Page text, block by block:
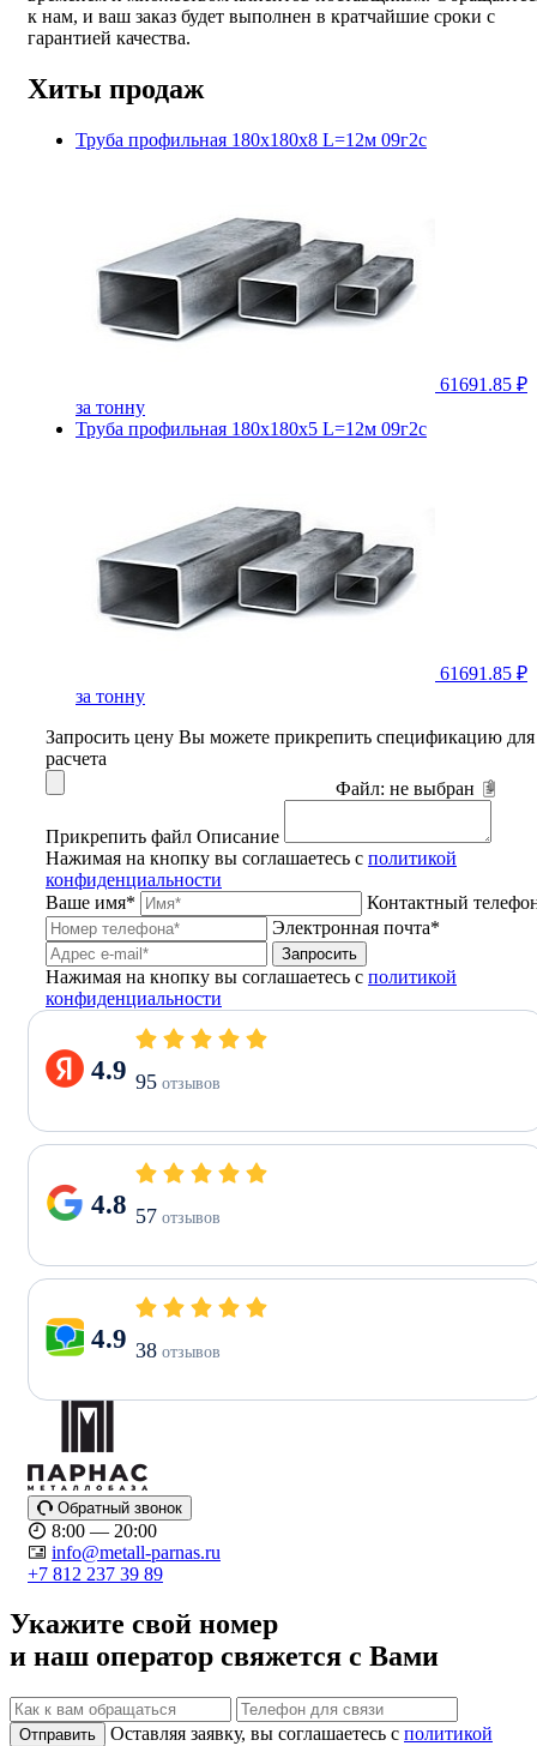
к нам, и ваш заказ будет выполнен в кратчайшие сроки с
гарантией качества.
Хиты продаж
Труба профильная 180х180х8 L=12м 09г2с
61691.85 ₽
за тонну
Труба профильная 180х180х5 L=12м 09г2с
61691.85 ₽
за тонну
Запросить цену Вы можете прикрепить спецификацию для
расчета
Файл: не выбран
Прикрепить файл Описание
Нажимая на кнопку вы соглашаетесь с политикой
конфиденциальности
Ваше имя*
Контактный
Электронная почта*
Запросить
Нажимая на кнопку вы соглашаетесь с политикой
конфиденциальности
4.9 95 отзывов
4.8 57 отзывов
4.9 38 отзывов
Обратный звонок
8:00 — 20:00
info@metall-parnas.ru
+7 812 237 39 89
Укажите свой номер
и наш оператор свяжется с Вами
Отправить Оставляя заявку, вы соглашаетесь с политикой